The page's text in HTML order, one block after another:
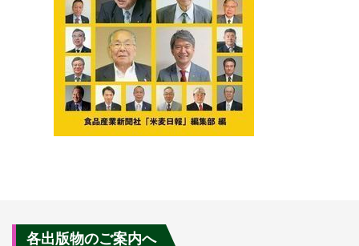
各出版物のご案内へ